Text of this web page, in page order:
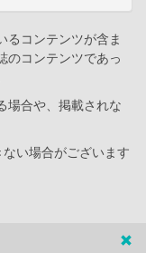
るコンテンツが含ま
のコンテンツであっ
場合や、掲載されな
い場合がございます